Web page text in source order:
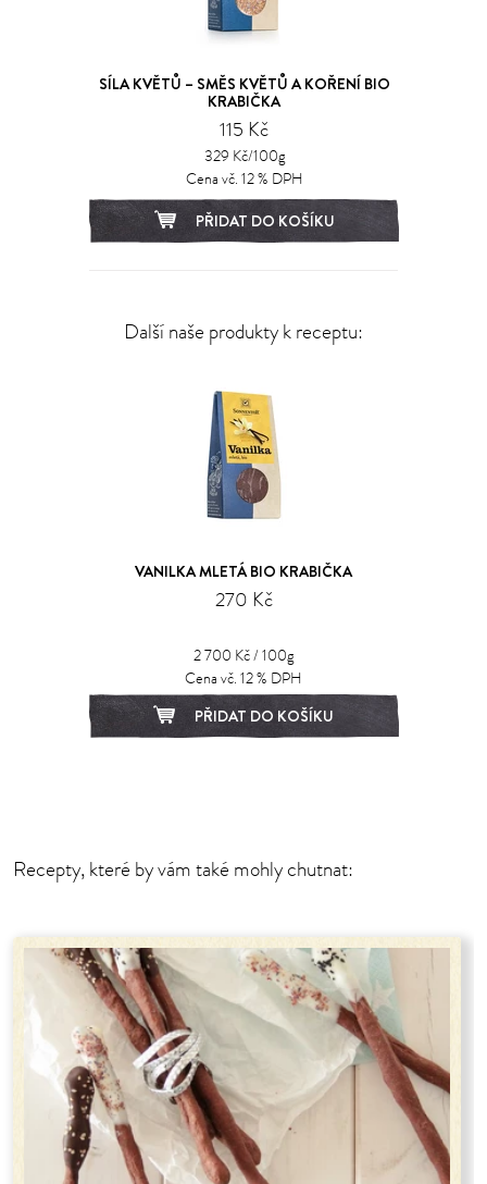
SÍLA KVĚTŮ – SMĚS KVĚTŮ A KOŘENÍ BIO
KRABIČKA
115 Kč
329 Kč/100g
Cena vč. 12 % DPH
PŘIDAT DO KOŠÍKU
Další naše produkty k receptu:
VANILKA MLETÁ BIO KRABIČKA
270 Kč
2 700 Kč / 100g
Cena vč. 12 % DPH
PŘIDAT DO KOŠÍKU
Recepty, které by vám také mohly chutnat: